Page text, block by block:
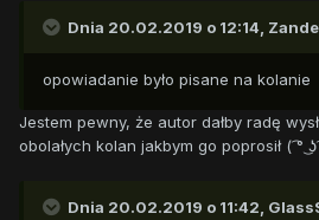
Dnia 20.02.2019 o 12:14,
opowiadanie było pisane na kolanie
Jestem pewny, że autor dałby radę
obolałych kolan jakbym go poprosił ( ͡° ͜ʖ
Dnia 20.02.2019 o 11:42,